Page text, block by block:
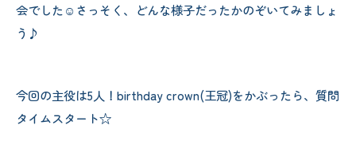
会でした‪‪☺︎‬さっそく、どんな様子だったかのぞいてみましょ
う♪
今回の主役は5人！birthday crown(王冠)をかぶったら、質問
タイムスタート☆